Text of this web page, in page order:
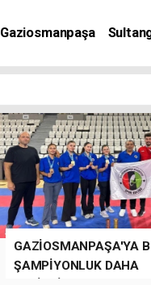
Gaziosmanpaşa
GAZİOSMANPAŞA'YA
ŞAMPİYONLUK DAHA